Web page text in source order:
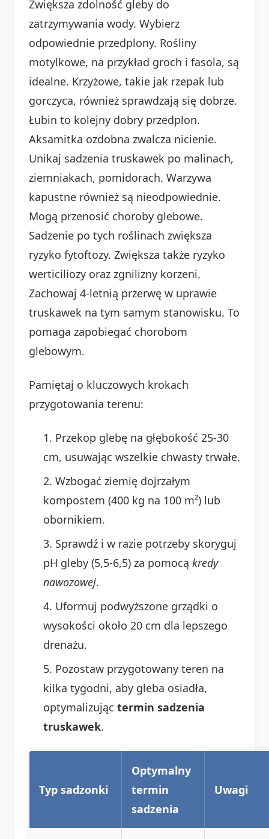
Zwiększa zdolność gleby do
zatrzymywania wody. Wybierz
odpowiednie przedplony. Rośliny
motylkowe, na przykład groch i fasola, są
idealne. Krzyżowe, takie jak rzepak lub
gorczyca, również sprawdzają się dobrze.
Łubin to kolejny dobry przedplon.
Aksamitka ozdobna zwalcza nicienie.
Unikaj sadzenia truskawek po malinach,
ziemniakach, pomidorach. Warzywa
kapustne również są nieodpowiednie.
Mogą przenosić choroby glebowe.
Sadzenie po tych roślinach zwiększa
ryzyko fytoftozy. Zwiększa także ryzyko
werticiliozy oraz zgnilizny korzeni.
Zachowaj 4-letnią przerwę w uprawie
truskawek na tym samym stanowisku. To
pomaga zapobiegać chorobom
glebowym.
Pamiętaj o kluczowych krokach
przygotowania terenu:
Przekop glebę na głębokość 25-30
cm, usuwając wszelkie chwasty trwałe.
Wzbogać ziemię dojrzałym
kompostem (400 kg na 100 m²) lub
obornikiem.
Sprawdź i w razie potrzeby skoryguj
pH gleby (5,5-6,5) za pomocą kredy
nawozowej.
Uformuj podwyższone grządki o
wysokości około 20 cm dla lepszego
drenażu.
Pozostaw przygotowany teren na
kilka tygodni, aby gleba osiadła,
optymalizując termin sadzenia
truskawek.
Typ sadzonki
Optymalny
termin
sadzenia
Uwagi